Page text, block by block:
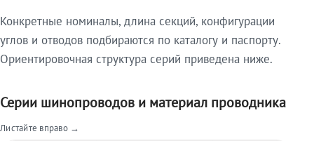
Конкретные номиналы, длина секций, конфигурации
углов и отводов подбираются по каталогу и паспорту.
Ориентировочная структура серий приведена ниже.
Серии шинопроводов и материал проводника
Листайте вправо →